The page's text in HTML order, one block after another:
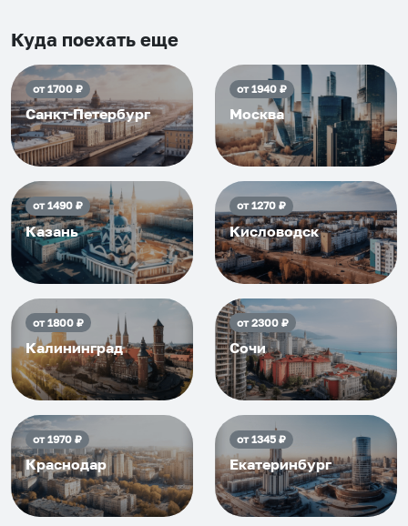
приезжать еще...
Куда поехать еще
от1700₽
Санкт-Петербург
от1940₽
Москва
от1490₽
Казань
от1270₽
Кисловодск
от1800₽
Калининград
от2300₽
Сочи
от1970₽
Краснодар
от1345₽
Екатеринбург